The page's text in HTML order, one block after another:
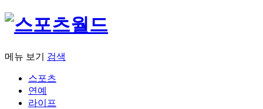
메뉴 보기 검색
스포츠
연예
라이프